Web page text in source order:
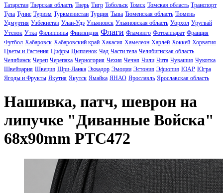
Татарстан Тверская область Тверь Тигр Тобольск Томск Томская область Транспорт
Тула Тунис Туризм Туркменистан Турция Тыва Тюменская область Тюмень
Удмуртия Узбекистан Улан-Удэ Ульяновск Ульяновская область Уорхол Уругвай
Утенок Утка Филиппины Финляндия Флаги Фламинго Фотоаппарат Франция
Футбол Хабаровск Хабаровский край Хакасия Хамелеон Харлей Хоккей Хорватия
Цветы и Растения Цифры Цыпленок Чад Части тела Челябигнская область
Челябинск Череп Черепаха Черногория Чехия Чечня Чили Чита Чувашия Чукотка
Швейцария Швеция Шри-Ланка Эквадор Эмоции Эстония Эфиопия ЮАР Югра
Ягоды и Фрукты Якутия Якутск Ямайка ЯНАО Ярославль Ярославская область
Нашивка, патч, шеврон на
липучке "Диванные Войска"
68x90mm PTC472